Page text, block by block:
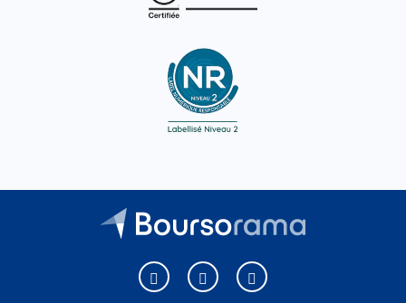
Boursorama sur Facebook
Boursorama sur XBoursorama sur